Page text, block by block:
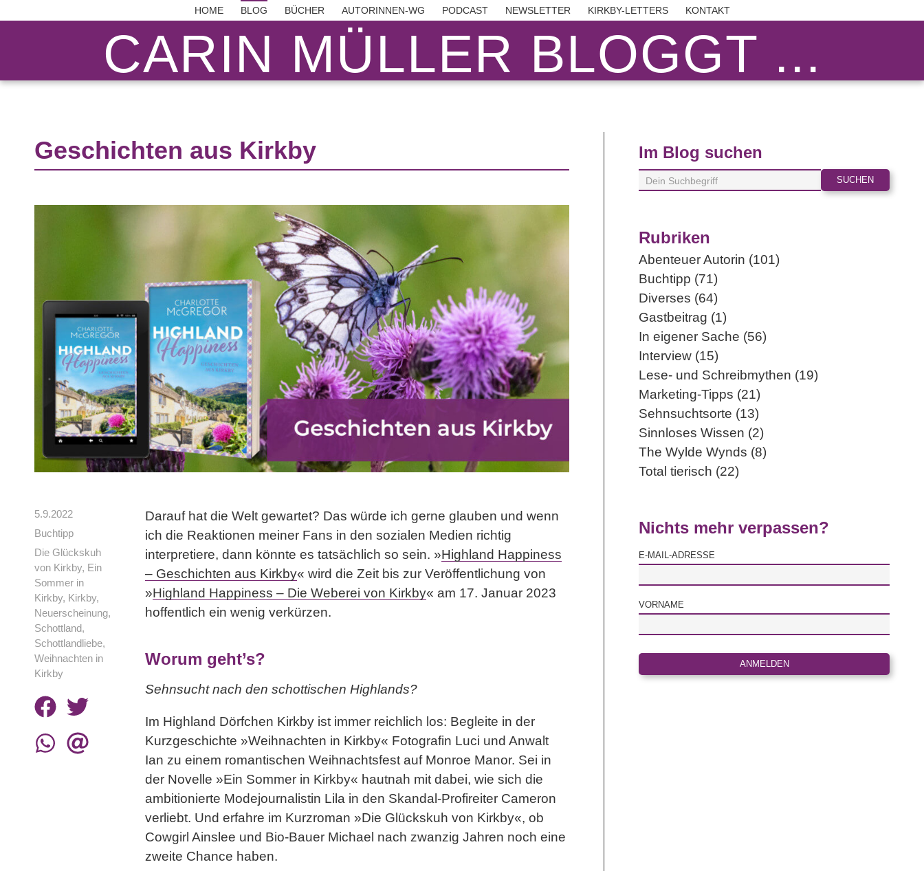
HOME BLOG BÜCHER AUTORINNEN-WG PODCAST NEWSLETTER KIRKBY-LETTERS KONTAKT
CARIN MÜLLER BLOGGT ...
Geschichten aus Kirkby
5.9.2022
Buchtipp
Die Glückskuh
von Kirkby, Ein
Sommer in
Kirkby, Kirkby,
Neuerscheinung,
Schottland,
Schottlandliebe,
Weihnachten in
Kirkby
Darauf hat die Welt gewartet? Das würde ich gerne glauben und wenn
ich die Reaktionen meiner Fans in den sozialen Medien richtig
interpretiere, dann könnte es tatsächlich so sein. »Highland Happiness
– Geschichten aus Kirkby« wird die Zeit bis zur Veröffentlichung von
»Highland Happiness – Die Weberei von Kirkby« am 17. Januar 2023
hoffentlich ein wenig verkürzen.
Worum geht’s?
Sehnsucht nach den schottischen Highlands?
Im Highland Dörfchen Kirkby ist immer reichlich los: Begleite in der
Kurzgeschichte »Weihnachten in Kirkby« Fotografin Luci und Anwalt
Ian zu einem romantischen Weihnachtsfest auf Monroe Manor. Sei in
der Novelle »Ein Sommer in Kirkby« hautnah mit dabei, wie sich die
ambitionierte Modejournalistin Lila in den Skandal-Profireiter Cameron
verliebt. Und erfahre im Kurzroman »Die Glückskuh von Kirkby«, ob
Cowgirl Ainslee und Bio-Bauer Michael nach zwanzig Jahren noch eine
zweite Chance haben.
Im Blog suchen
Rubriken
Abenteuer Autorin (101)
Buchtipp (71)
Diverses (64)
Gastbeitrag (1)
In eigener Sache (56)
Interview (15)
Lese- und Schreibmythen (19)
Marketing-Tipps (21)
Sehnsuchtsorte (13)
Sinnloses Wissen (2)
The Wylde Wynds (8)
Total tierisch (22)
Nichts mehr verpassen?
E-MAIL-ADRESSE
VORNAME